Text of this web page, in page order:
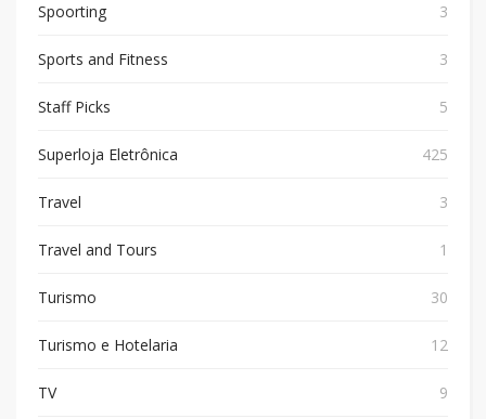
Spoorting 3
Sports and Fitness 3
Staff Picks 5
Superloja Eletrônica 425
Travel 3
Travel and Tours 1
Turismo 30
Turismo e Hotelaria 12
TV 9